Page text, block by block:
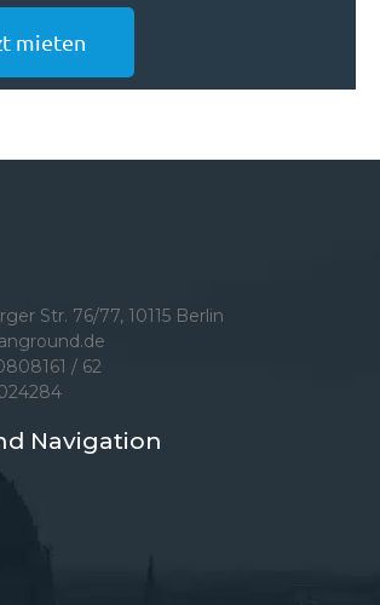
mieten
Str. 76/77, 10115 Berlin
/ 62
Navigation